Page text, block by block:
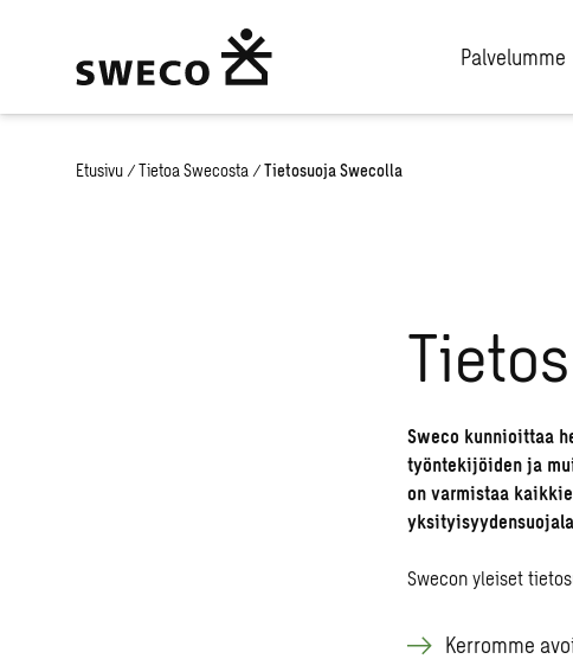
Palvelumme
Etusivu / Tietoa Swecosta / Tietosuoja Swecolla
Sweco kunnioittaa
työntekijöiden ja
on varmistaa
Swecon yleiset
Kerromme